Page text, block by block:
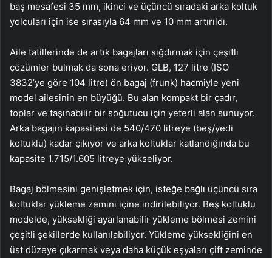
baş mesafesi 35 mm, ikinci ve üçüncü sıradaki arka koltuk
yolcuları için ise sırasıyla 64 mm ve 10 mm artırıldı.
Aile tatillerinde de artık bagajları sığdırmak için çeşitli
çözümler bulmak da sona eriyor. GLB, 127 litre (ISO
3832’ye göre 104 litre) ön bagaj (frunk) hacmiyle yeni
model ailesinin en büyüğü. Bu alan kompakt bir çadır,
toplar ve taşınabilir bir soğutucu için yeterli alan sunuyor.
Arka bagajın kapasitesi de 540/470 litreye (beş/yedi
koltuklu) kadar çıkıyor ve arka koltuklar katlandığında bu
kapasite 1.715/1.605 litreye yükseliyor.
Bagaj bölmesini genişletmek için, isteğe bağlı üçüncü sıra
koltuklar yükleme zemini içine indirilebiliyor. Beş koltuklu
modelde, yüksekliği ayarlanabilir yükleme bölmesi zemini
çeşitli şekillerde kullanılabiliyor. Yükleme yüksekliğini en
üst düzeye çıkarmak veya daha küçük eşyaları çift zeminde